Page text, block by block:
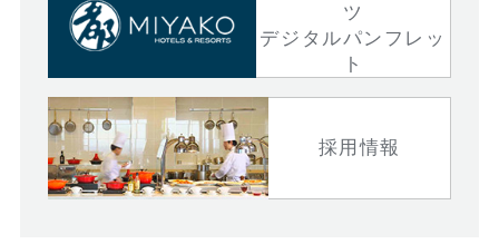
ツ
デジタルパンフレッ
ト
採用情報